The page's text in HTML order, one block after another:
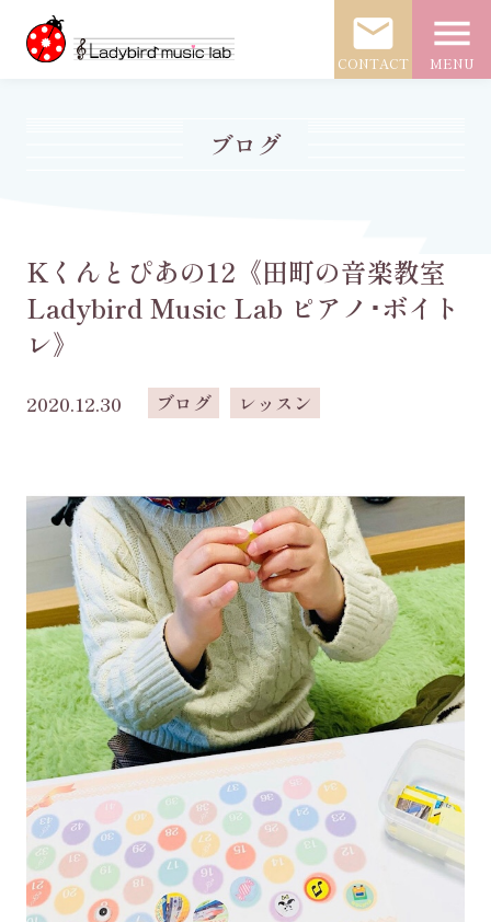
mail
CONTACT
menu
MENU
ブログ
Kくんとぴあの12《田町の音楽教室
Ladybird Music Lab ピアノ･ボイト
レ》
2020.12.30 ブログ レッスン